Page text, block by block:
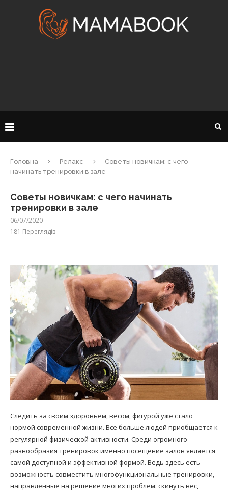
Головна Релакс
Советы новичкам: с чего
начинать тренировки в зале
Советы новичкам: с чего начинать
тренировки в зале
06/07/2020
181 Переглядів
Следить за своим здоровьем, весом, фигурой уже стало
нормой современной жизни. Все больше людей приобщается к
регулярной физической активности. Среди огромного
разнообразия тренировок именно посещение залов является
самой доступной и эффективной формой. Ведь здесь есть
возможность совместить многофункциональные тренировки,
направленные на решение многих проблем: скинуть вес,